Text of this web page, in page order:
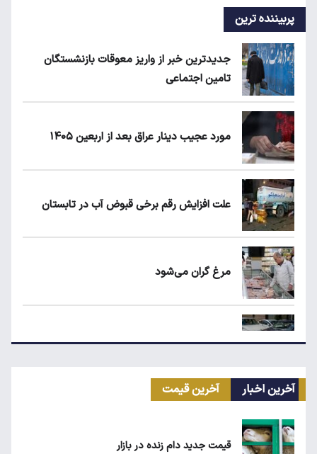
پربیننده ترین
جدیدترین خبر از واریز معوقات بازنشستگان
تامین اجتماعی
مورد عجیب دینار عراق بعد از اربعین ۱۴۰۵
علت افزایش رقم برخی قبوض آب در تابستان
مرغ گران می‌شود
ریزش قیمت خودرو چقدر احتمال دارد؟
آخرین اخبار آخرین قیمت
قیمت جدید دام زنده در بازار